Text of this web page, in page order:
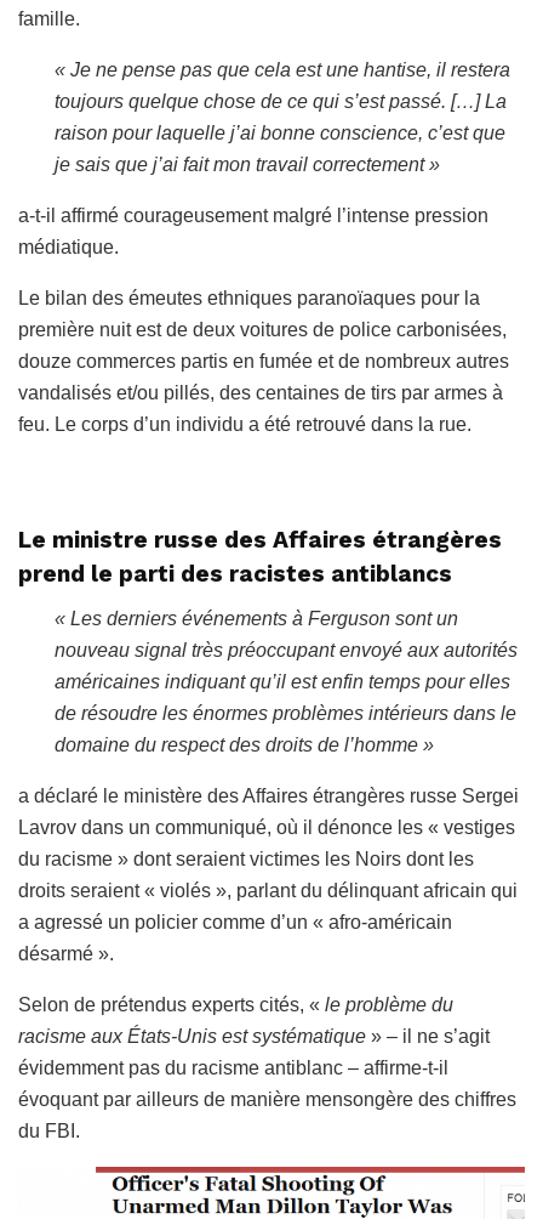
famille.
« Je ne pense pas que cela est une hantise, il restera
toujours quelque chose de ce qui s’est passé. […] La
raison pour laquelle j’ai bonne conscience, c’est que
je sais que j’ai fait mon travail correctement »
a-t-il affirmé courageusement malgré l’intense pression
médiatique.
Le bilan des émeutes ethniques paranoïaques pour la
première nuit est de deux voitures de police carbonisées,
douze commerces partis en fumée et de nombreux autres
vandalisés et/ou pillés, des centaines de tirs par armes à
feu. Le corps d’un individu a été retrouvé dans la rue.
Le ministre russe des Affaires étrangères
prend le parti des racistes antiblancs
« Les derniers événements à Ferguson sont un
nouveau signal très préoccupant envoyé aux autorités
américaines indiquant qu’il est enfin temps pour elles
de résoudre les énormes problèmes intérieurs dans le
domaine du respect des droits de l’homme »
a déclaré le ministère des Affaires étrangères russe Sergei
Lavrov dans un communiqué, où il dénonce les « vestiges
du racisme » dont seraient victimes les Noirs dont les
droits seraient « violés », parlant du délinquant africain qui
a agressé un policier comme d’un « afro-américain
désarmé ».
Selon de prétendus experts cités, « le problème du
racisme aux États-Unis est systématique » – il ne s’agit
évidemment pas du racisme antiblanc – affirme-t-il
évoquant par ailleurs de manière mensongère des chiffres
du FBI.